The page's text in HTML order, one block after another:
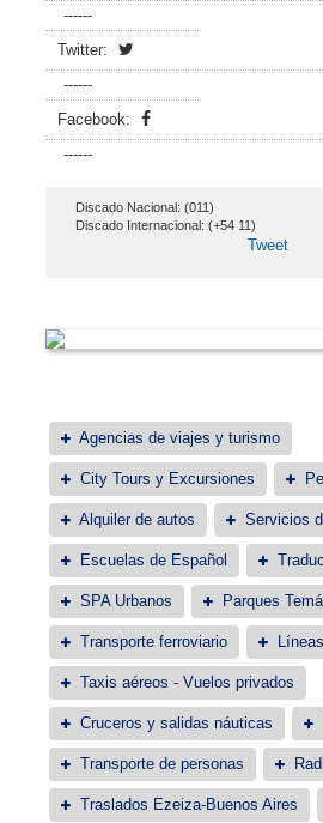
------
Twitter:
------
Facebook:
------
Discado Nacional: (011)
Discado Internacional: (+54 11)
Tweet
Agencias de viajes y turismo
City Tours y Excursiones
Alquiler de autos Servicios
Escuelas de Español
SPA Urbanos Parques
Transporte ferroviario
Taxis aéreos - Vuelos privados
Cruceros y salidas náuticas
Transporte de personas
Traslados Ezeiza-Buenos Aires